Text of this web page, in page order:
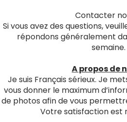
Contacter
Si vous avez des questions,
répondons généralement
semaine.
A propos de
Je suis Français sérieux. Je
vous donner le maximum
de photos afin de vous
Votre satisfaction est